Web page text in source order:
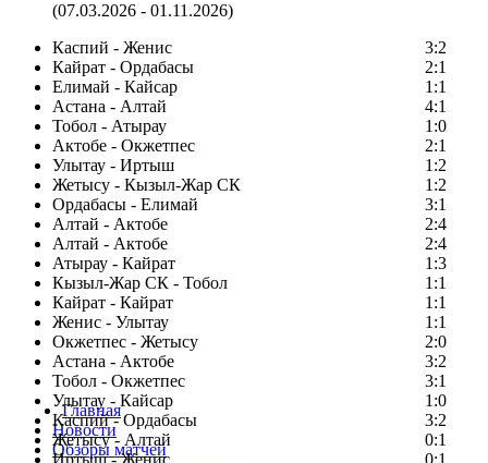
(07.03.2026 - 01.11.2026)
Каспий - Женис
3:2
Кайрат - Ордабасы
2:1
Елимай - Кайсар
1:1
Астана - Алтай
4:1
Тобол - Атырау
1:0
Актобе - Окжетпес
2:1
Улытау - Иртыш
1:2
Жетысу - Кызыл-Жар СК
1:2
Ордабасы - Елимай
3:1
Алтай - Актобе
2:4
Алтай - Актобе
2:4
Атырау - Кайрат
1:3
Кызыл-Жар СК - Тобол
1:1
Кайрат - Кайрат
1:1
Женис - Улытау
1:1
Окжетпес - Жетысу
2:0
Астана - Актобе
3:2
Тобол - Окжетпес
3:1
Улытау - Кайсар
1:0
Каспий - Ордабасы
3:2
Жетысу - Алтай
0:1
Главная
Новости
Обзоры матчей